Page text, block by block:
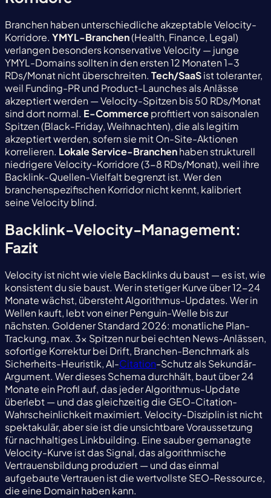
Branchen haben unterschiedliche akzeptable Velocity-
Korridore. YMYL-Branchen(Health, Finance, Legal)
verlangen besonders konservative Velocity — junge
YMYL-Domains sollten in den ersten 12 Monaten 1-3
RDs/Monat nicht überschreiten. Tech/SaaSist toleranter,
weil Funding-PR und Product-Launches als Anlässe
akzeptiert werden — Velocity-Spitzen bis 50 RDs/Monat
sind dort normal. E-Commerceprofitiert von saisonalen
Spitzen (Black-Friday, Weihnachten), die als legitim
akzeptiert werden, sofern sie mit On-Site-Aktionen
korrelieren. Lokale Service-Branchenhaben strukturell
niedrigere Velocity-Korridore (3-8 RDs/Monat), weil ihre
Backlink-Quellen-Vielfalt begrenzt ist. Wer den
branchenspezifischen Korridor nicht kennt, kalibriert
seine Velocity blind.
Backlink-Velocity-Management:
Fazit
Velocity ist nicht wie viele Backlinks du baust — es ist, wie
konsistent du sie baust. Wer in stetiger Kurve über 12-24
Monate wächst, übersteht Algorithmus-Updates. Wer in
Wellen kauft, lebt von einer Penguin-Welle bis zur
nächsten. Goldener Standard 2026: monatliche Plan-
Trackung, max. 3× Spitzen nur bei echten News-Anlässen,
sofortige Korrektur bei Drift, Branchen-Benchmark als
Sicherheits-Heuristik, AI-Citation-Schutz als Sekundär-
Argument. Wer dieses Schema durchhält, baut über 24
Monate ein Profil auf, das jeder Algorithmus-Update
überlebt — und das gleichzeitig die GEO-Citation-
Wahrscheinlichkeit maximiert. Velocity-Disziplin ist nicht
spektakulär, aber sie ist die unsichtbare Voraussetzung
für nachhaltiges Linkbuilding. Eine sauber gemanagte
Velocity-Kurve ist das Signal, das algorithmische
Vertrauensbildung produziert — und das einmal
aufgebaute Vertrauen ist die wertvollste SEO-Ressource,
die eine Domain haben kann.